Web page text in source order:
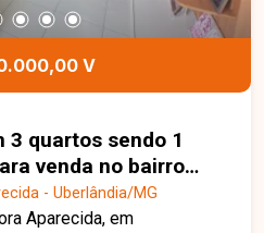
busca um apartamento
com excelente
Agende uma
V
quartos sendo 1
em
- Uberlândia/MG
Aparecida, em